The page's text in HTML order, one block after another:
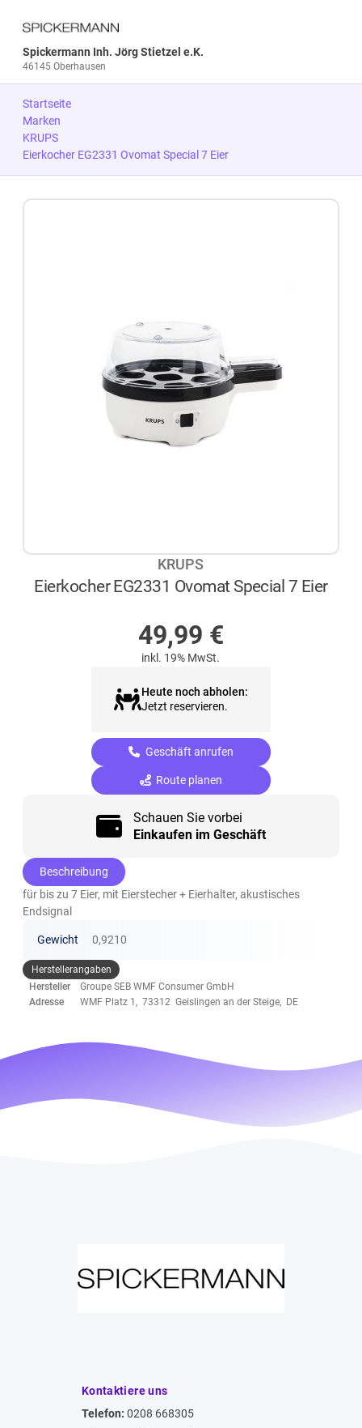
Spickermann Inh. Jörg Stietzel e.K.
46145 Oberhausen
Startseite
Marken
KRUPS
Eierkocher EG2331 Ovomat Special 7 Eier
KRUPS
Eierkocher EG2331 Ovomat Special 7 Eier
49,99 €
inkl. 19% MwSt.
Heute noch abholen:
Jetzt reservieren.
Geschäft anrufen
Route planen
Schauen Sie vorbei
Einkaufen im Geschäft
Beschreibung
für bis zu 7 Eier, mit Eierstecher + Eierhalter, akustisches
Endsignal
Gewicht 0,9210
Herstellerangaben
Hersteller
Groupe SEB WMF Consumer GmbH
Adresse
WMF Platz 1, 73312 Geislingen an der Steige, DE
Kontaktiere uns
Telefon: 0208 668305